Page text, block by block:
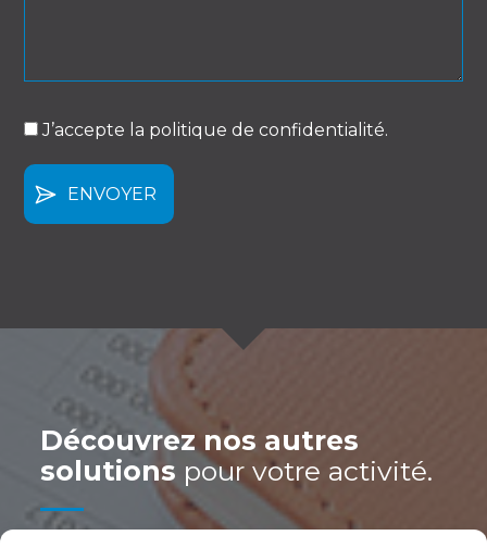
(Nécessaire)
J’accepte la politique de confidentialité.
Découvrez nos autres
solutions pour votre activité.